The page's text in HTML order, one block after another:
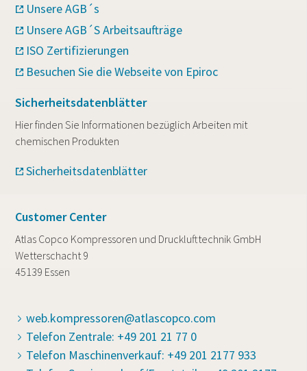
Unsere AGB´s
Unsere AGB´S Arbeitsaufträge
ISO Zertifizierungen
Besuchen Sie die Webseite von Epiroc
Sicherheitsdatenblätter
Hier finden Sie Informationen bezüglich Arbeiten mit
chemischen Produkten
Sicherheitsdatenblätter
Customer Center
Atlas Copco Kompressoren und Drucklufttechnik GmbH
Wetterschacht 9
45139 Essen
web.kompressoren@atlascopco.com
Telefon Zentrale: +49 201 21 77 0
Telefon Maschinenverkauf: +49 201 2177 933